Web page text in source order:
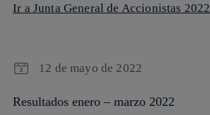
Ir a Junta General de Accionistas 2022
12 de mayo de 2022
Resultados enero – marzo 2022